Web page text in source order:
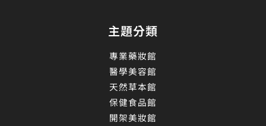
主題分類
專業藥妝館
醫學美容館
天然草本館
保健食品館
開架美妝館